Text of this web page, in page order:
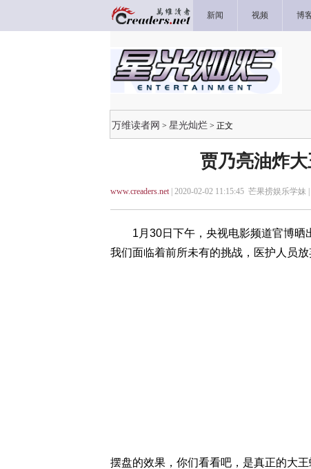
新闻 视频 博
万维读者网 > 星光灿烂 > 正文
贾乃亮油炸
www.creaders.net| 2020-02-02 11:15:45 芒果捞娱乐学妹 |
1月30日下午，央视电影频道官博晒
我们面临着前所未有的挑战，医护人员
摆盘的效果，你们看看吧，是真正的大王